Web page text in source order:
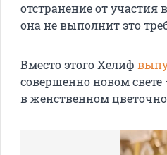
отстранение от
она не выполнит это
Вместо этого Хелиф
совершенно новом
в женственном